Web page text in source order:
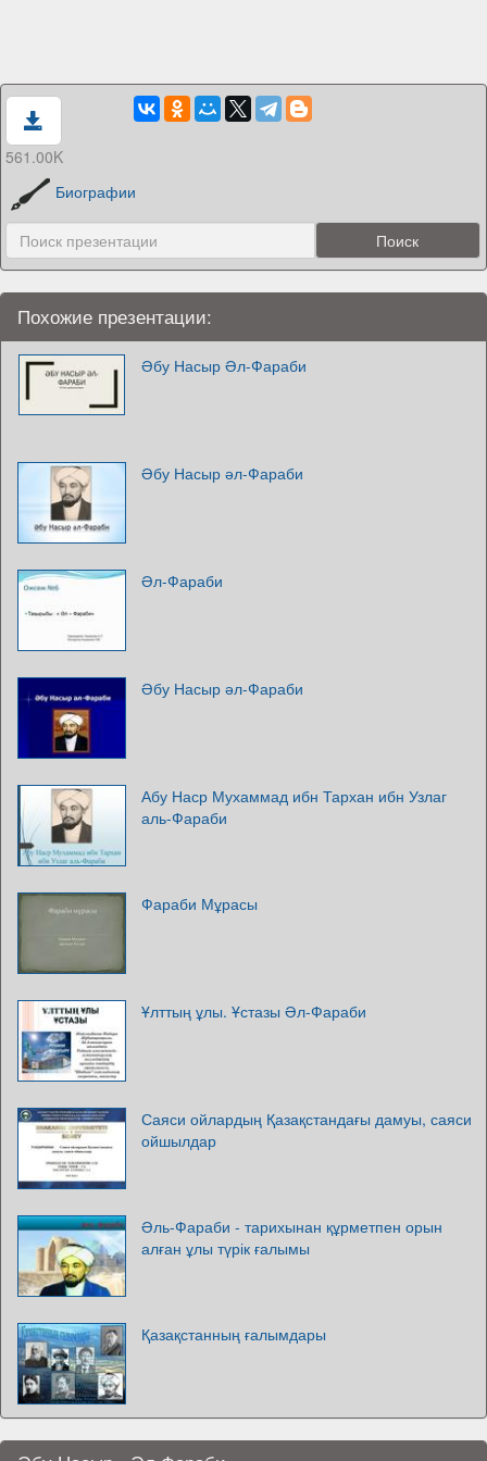
561.00K
Биографии
Похожие презентации:
Әбу Насыр Әл-Фараби
Әбу Насыр әл-Фараби
Әл-Фараби
Әбу Насыр әл-Фараби
Абу Наср Мухаммад ибн Тархан ибн Узлаг
аль-Фараби
Фараби Мұрасы
Ұлттың ұлы. Ұстазы Әл-Фараби
Саяси ойлардың Қазақстандағы дамуы, саяси
ойшылдар
Әль-Фараби - тарихынан құрметпен орын
алған ұлы түрік ғалымы
Қазақстанның ғалымдары